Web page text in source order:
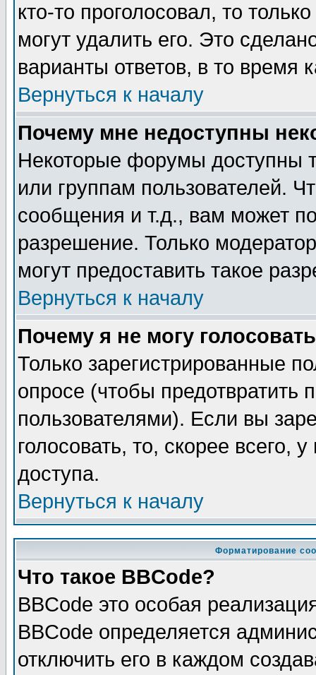
кто-то проголосовал, то
могут удалить его. Это
варианты ответов, в то время
Вернуться к началу
Почему мне недоступны
Некоторые форумы доступны
или группам пользователей.
сообщения и т.д., вам может
разрешение. Только
могут предоставить такое
Вернуться к началу
Почему я не могу
Только зарегистрированные
опросе (чтобы предотвратить
пользователями). Если вы
голосовать, то, скорее всего,
доступа.
Вернуться к началу
Форматирование
Что такое BBCode?
BBCode это особая
BBCode определяется
отключить его в каждом